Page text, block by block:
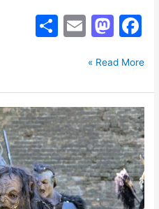
F
c
e
b
o
o
k
M
st
o
d
o
n
E
l
e
Read More »
לארפ
בראי
פסיכולוגי:
תועלות
וקשיים
על
רקע